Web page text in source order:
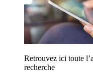
Retrouvez ici toute
recherche